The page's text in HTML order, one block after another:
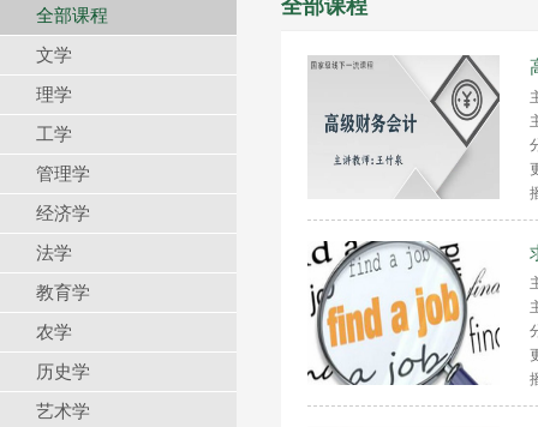
全部课程
文学
理学
工学
管理学
经济学
法学
教育学
农学
历史学
艺术学
全部课程